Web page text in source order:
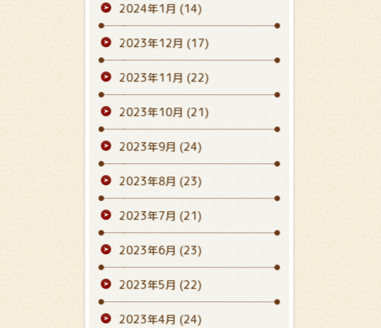
2024年1月 (14)
2023年12月 (17)
2023年11月 (22)
2023年10月 (21)
2023年9月 (24)
2023年8月 (23)
2023年7月 (21)
2023年6月 (23)
2023年5月 (22)
2023年4月 (24)